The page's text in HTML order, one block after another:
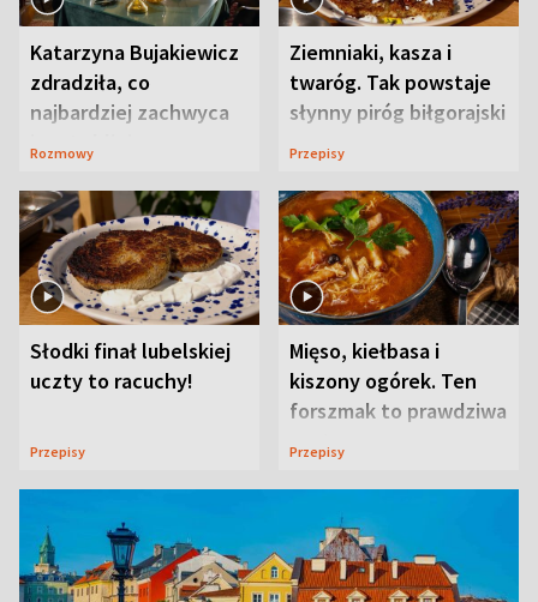
Katarzyna Bujakiewicz
zdradziła, co
najbardziej zachwyca
ją w Lublinie
Rozmowy
Ziemniaki, kasza i
twaróg. Tak powstaje
słynny piróg biłgorajski
Przepisy
Słodki finał lubelskiej
uczty to racuchy!
Przepisy
Mięso, kiełbasa i
kiszony ogórek. Ten
forszmak to prawdziwa
uczta
Przepisy